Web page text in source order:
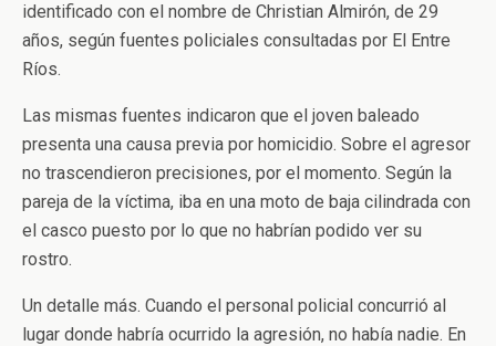
identificado con el nombre de Christian Almirón, de 29
años, según fuentes policiales consultadas por El Entre
Ríos.
Las mismas fuentes indicaron que el joven baleado
presenta una causa previa por homicidio. Sobre el agresor
no trascendieron precisiones, por el momento. Según la
pareja de la víctima, iba en una moto de baja cilindrada con
el casco puesto por lo que no habrían podido ver su
rostro.
Un detalle más. Cuando el personal policial concurrió al
lugar donde habría ocurrido la agresión, no había nadie. En